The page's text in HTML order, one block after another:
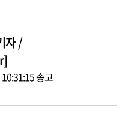
자 /
송고